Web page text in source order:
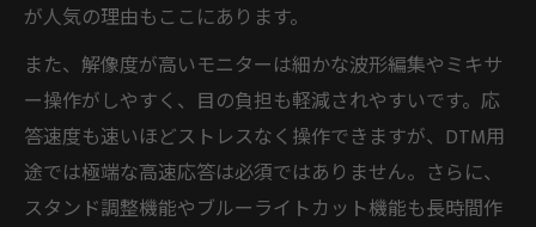
設置スペースに合うDTMモニターサイズ比
較
快適なDTM制作を叶えるモニターサイズ選
定
モニタースピーカーは本当に必要かDTM視点で
考察
が人気の理由もここにあります。
また、解像度が高いモニターは細かな波形編集やミキサ
ー操作がしやすく、目の負担も軽減されやすいです。応
答速度も速いほどストレスなく操作できますが、DTM用
途では極端な高速応答は必須ではありません。さらに、
スタンド調整機能やブルーライトカット機能も長時間作